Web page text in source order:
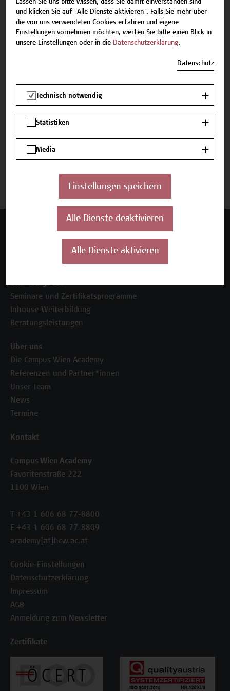
zum Angebot benötigen, stehen wir gerne zur
Verfügung.
Team Campus Wien Academy
E-Mail:academy[at]hcw.ac.at
Überblick
Inhalte und Aufbau
Termine und Anmeldung
Unser Angebot
Seminare und Zertifikatsprogramme
Inhouse-Weiterbildung
Beratungsleistungen
Über uns
Die Campus Wien Academy
Referenzen und Partner*innen
Unser Team
News
Termine
Kontakt
Campus Wien Academy
Favoritenstraße 222
1100 Wien
T +43 1 606 68 77-8800
F +43 1 606 68 77-8809
academy[at]hcw.ac.at
Cookie-Einstellungen
Datenschutzerklärung
Impressum
AGB
Anmeldung zum Newsletter
Zertifikate
Lassen Sie uns bitte wissen, dass Sie damit einverstanden sind
und klicken Sie auf "Alle Dienste aktivieren". Falls Sie mehr über
die von uns verwendeten Cookies erfahren und eigene
Einstellungen vornehmen möchten, werfen Sie bitte einen Blick in
unsere Einstellungen oder in die Datenschutzerklärung.
Datenschutz
Technisch notwendig
Statistiken
Media
Einstellungen speichern
Alle Dienste deaktivieren
Alle Dienste aktivieren